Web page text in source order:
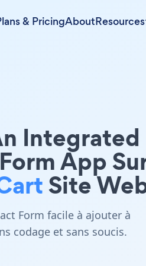
& PricingAboutResources
Integrated
App
Site
Form facile à ajouter à
codage et sans soucis.